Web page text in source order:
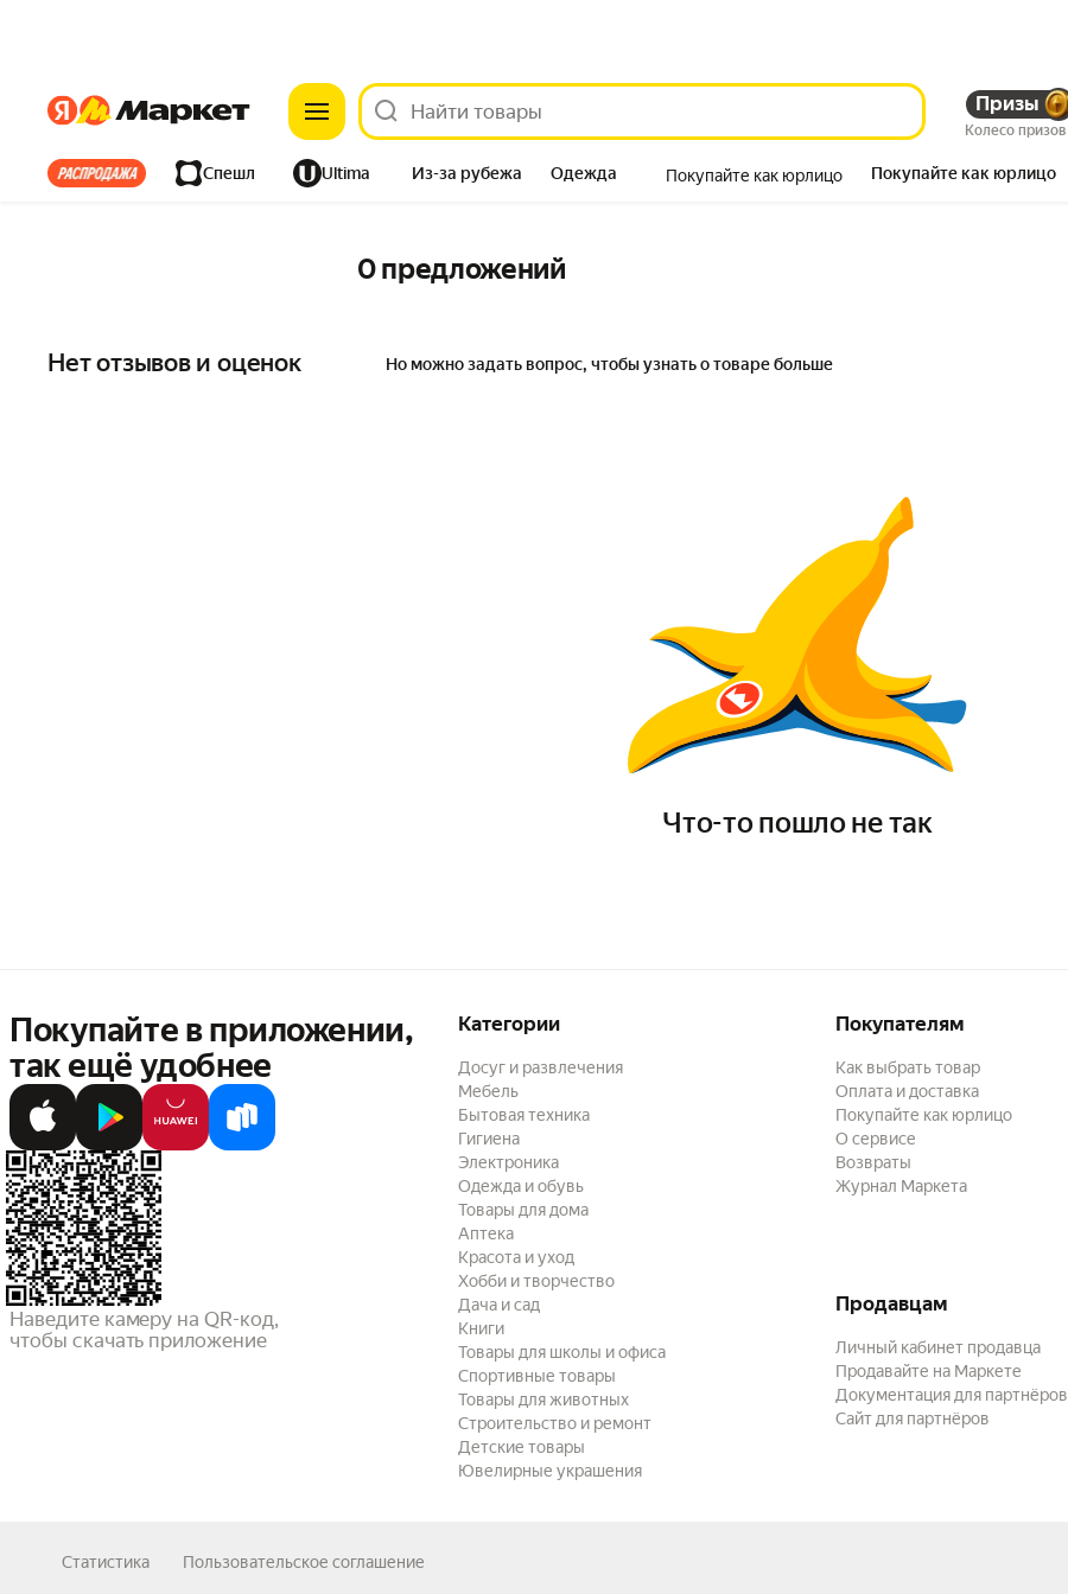
ЯндексЯндекс Призы
Колесо призов
Все хиты Спешл Ultima Из-за рубежа Одежда Покупайте как юрлицо Покупайте как юрлицо
0 предложений
Нет отзывов и оценок Но можно задать вопрос, чтобы узнать о товаре больше
Что-то пошло не так
Покупайте в приложении,
так ещё удобнее
Наведите камеру на QR-код,
чтобы скачать приложение
Категории
Досуг и развлечения
Мебель
Бытовая техника
Гигиена
Электроника
Одежда и обувь
Товары для дома
Аптека
Красота и уход
Хобби и творчество
Дача и сад
Книги
Товары для школы и офиса
Спортивные товары
Товары для животных
Строительство и ремонт
Детские товары
Ювелирные украшения
Покупателям
Как выбрать товар
Оплата и доставка
Покупайте как юрлицо
О сервисе
Возвраты
Журнал Маркета
Продавцам
Личный кабинет продавца
Продавайте на Маркете
Документация для партнёров
Сайт для партнёров
Статистика Пользовательское соглашение